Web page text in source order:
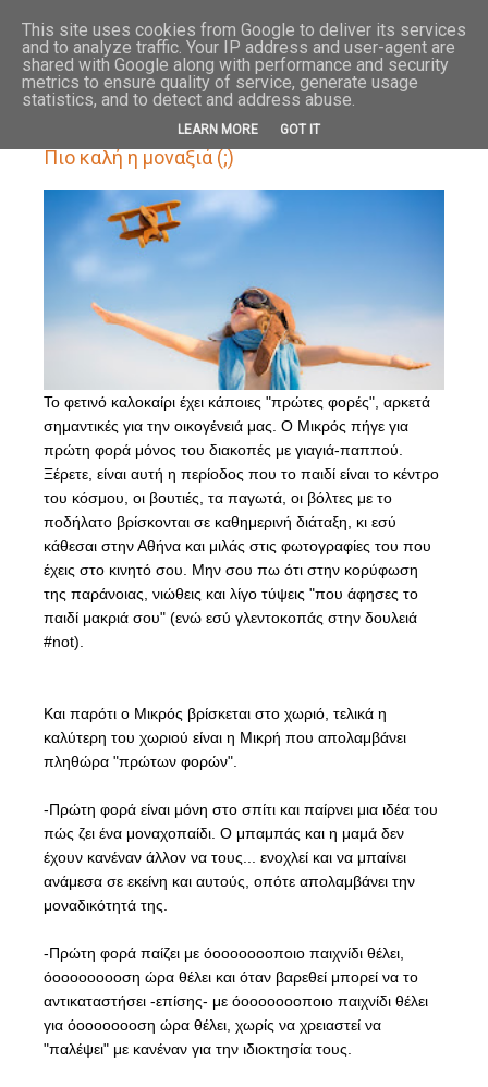
HOME
Πιο καλή η μοναξιά (;)
Το φετινό καλοκαίρι έχει κάποιες "πρώτες φορές", αρκετά
σημαντικές για την οικογένειά μας. Ο Μικρός πήγε για
πρώτη φορά μόνος του διακοπές με γιαγιά-παππού.
Ξέρετε, είναι αυτή η περίοδος που το παιδί είναι το κέντρο
του κόσμου, οι βουτιές, τα παγωτά, οι βόλτες με το
ποδήλατο βρίσκονται σε καθημερινή διάταξη, κι εσύ
κάθεσαι στην Αθήνα και μιλάς στις φωτογραφίες του που
έχεις στο κινητό σου. Μην σου πω ότι στην κορύφωση
της παράνοιας, νιώθεις και λίγο τύψεις "που άφησες το
παιδί μακριά σου" (ενώ εσύ γλεντοκοπάς στην δουλειά
#not).
Και παρότι ο Μικρός βρίσκεται στο χωριό, τελικά η
καλύτερη του χωριού είναι η Μικρή που απολαμβάνει
πληθώρα "πρώτων φορών".
-Πρώτη φορά είναι μόνη στο σπίτι και παίρνει μια ιδέα του
πώς ζει ένα μοναχοπαίδι. Ο μπαμπάς και η μαμά δεν
έχουν κανέναν άλλον να τους... ενοχλεί και να μπαίνει
ανάμεσα σε εκείνη και αυτούς, οπότε απολαμβάνει την
μοναδικότητά της.
-Πρώτη φορά παίζει με όοοοοοοοποιο παιχνίδι θέλει,
όοοοοοοοοση ώρα θέλει και όταν βαρεθεί μπορεί να το
αντικαταστήσει -επίσης- με όοοοοοοοποιο παιχνίδι θέλει
για όοοοοοοοση ώρα θέλει, χωρίς να χρειαστεί να
"παλέψει" με κανέναν για την ιδιοκτησία τους.
This site uses cookies from Google to deliver its services
and to analyze traffic. Your IP address and user-agent are
shared with Google along with performance and security
metrics to ensure quality of service, generate usage
statistics, and to detect and address abuse.
LEARN MORE GOT IT